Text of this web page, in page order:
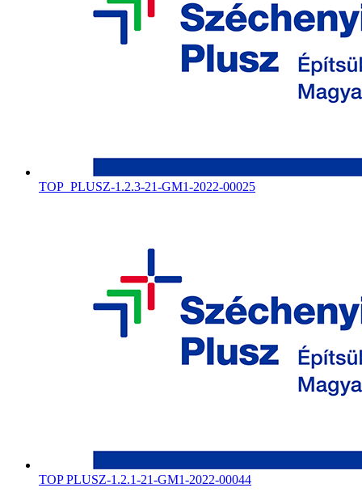
TOP_PLUSZ-1.2.3-21-GM1-2022-00025
TOP PLUSZ-1.2.1-21-GM1-2022-00044